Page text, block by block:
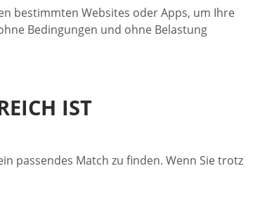
bestimmten Websites oder Apps, um Ihre
Bedingungen und ohne Belastung
IST
passendes Match zu finden. Wenn Sie trotz